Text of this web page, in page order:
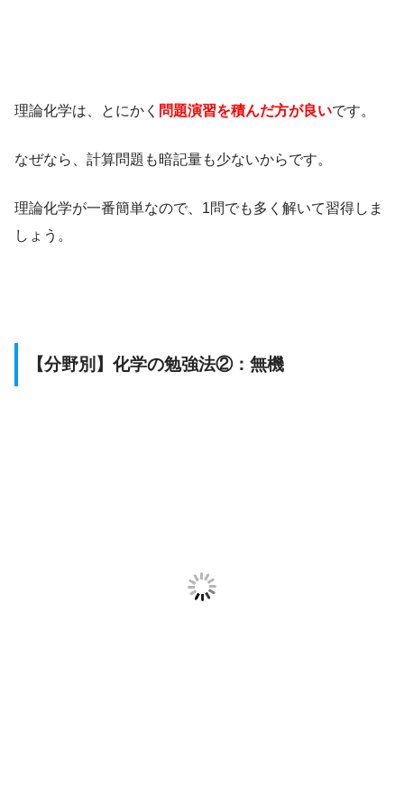
理論化学は、とにかく 問題演習を積んだ方が良いです。
なぜなら、計算問題も暗記量も少ないからです。
理論化学が一番簡単なので、1問でも多く解いて習得しま
しょう。
【分野別】化学の勉強法②：無機